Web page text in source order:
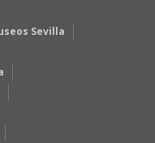
Sevilla